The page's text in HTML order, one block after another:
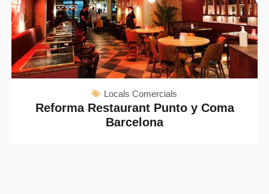
Locals Comercials
Reforma Restaurant Punto y Coma
Barcelona